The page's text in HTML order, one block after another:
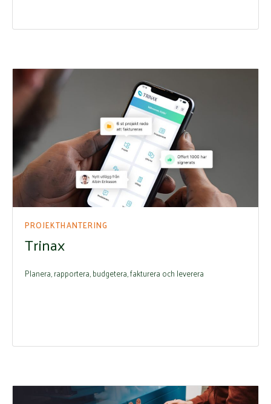
PROJEKTHANTERING
Trinax
Planera, rapportera, budgetera, fakturera och leverera